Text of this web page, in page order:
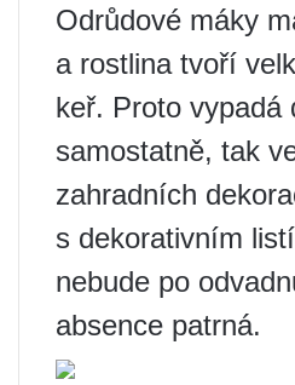
Odrůdové máky
a rostlina tvoří
keř. Proto vypadá
samostatně, tak
zahradních
s dekorativním
nebude po
absence patrná.